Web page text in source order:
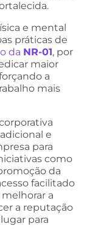
e mental
práticas de
da NR-01, por
maior
a
mais
e
para
como
da
facilitado
a
a reputação
para